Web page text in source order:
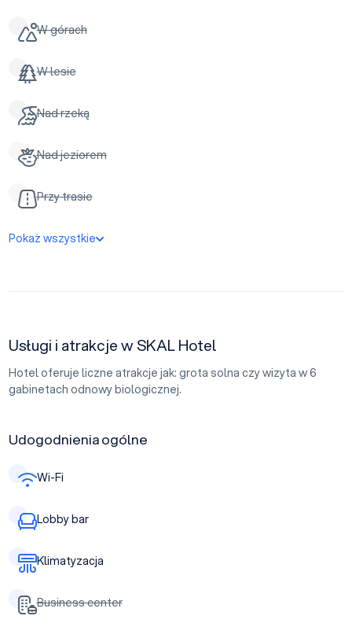
W górach
W lesie
Nad rzeką
Nad jeziorem
Przy trasie
Pokaż wszystkie
Usługi i atrakcje w SKAL Hotel
Hotel oferuje liczne atrakcje jak: grota solna czy wizyta w 6
gabinetach odnowy biologicznej.
Udogodnienia ogólne
Wi-Fi
Lobby bar
Klimatyzacja
Business center